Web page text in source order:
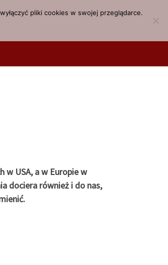
w USA, a w Europie w
dociera również i do nas,
pliki cookies w swojej przeglądarce.